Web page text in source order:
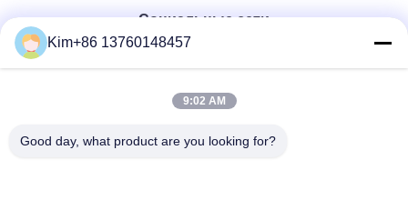
Социальные сети
Быстрый контакт
ТЕЛЕФОН:
Kim+86 13760148457
9:02 AM
Good day, what product are you looking for?